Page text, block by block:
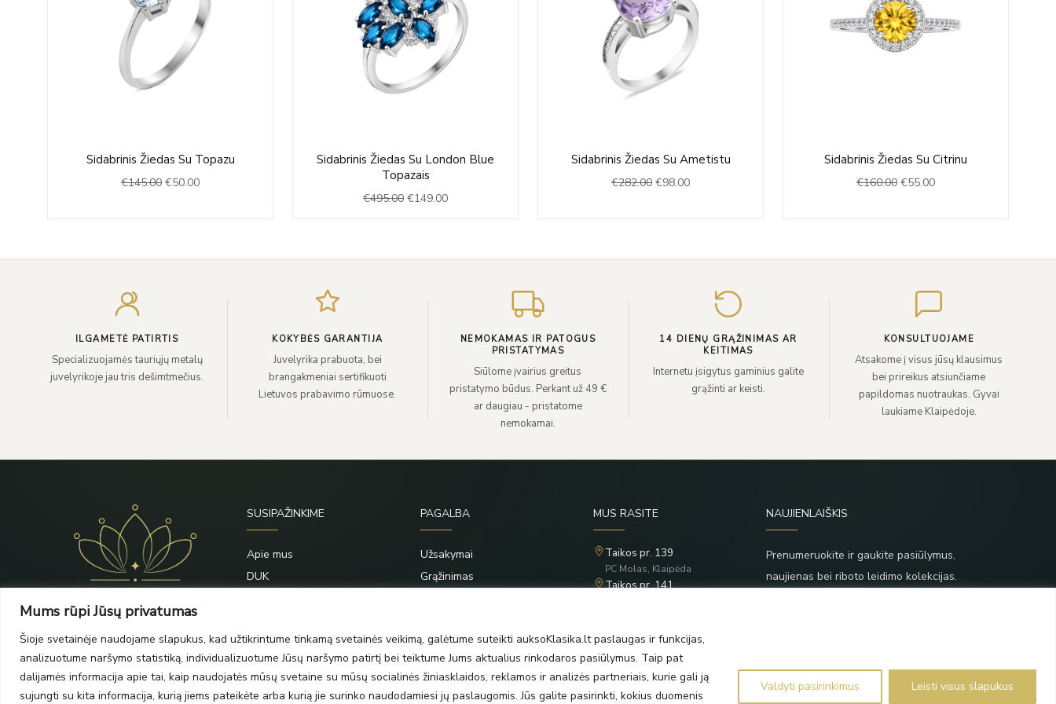
Mums rūpi Jūsų privatumas
Šioje svetainėje naudojame slapukus, kad užtikrintume tinkamą svetainės veikimą, galėtume suteikti auksoKlasika.lt paslaugas ir funkcijas,
analizuotume naršymo statistiką, individualizuotume Jūsų naršymo patirtį bei teiktume Jums aktualius rinkodaros pasiūlymus. Taip pat
dalijamės informacija apie tai, kaip naudojatės mūsų svetaine su mūsų socialinės žiniasklaidos, reklamos ir analizės partneriais, kurie gali ją
sujungti su kita informacija, kurią jiems pateikėte arba kurią jie surinko naudodamiesi jų paslaugomis. Jūs galite pasirinkti, kokius duomenis
Valdyti pasirinkimus Leisti visus slapukus
Sidabrinis Žiedas Su Topazu
€145.00
price
was:
€50.00
price
is:
Sidabrinis Žiedas Su London Blue
Topazais
€495.00
price
€495.00.
€149.00
price
€149.00.
Sidabrinis Žiedas Su Ametistu
€282.00
price
was:
€98.00
price
is:
Sidabrinis Žiedas Su Citrinu
€160.00
price
was:
€55.00
price
is:
ILGAMETĖ PATIRTIS
Specializuojamės tauriųjų metalų
juvelyrikoje jau tris dešimtmečius.
KOKYBĖS GARANTIJA
Juvelyrika prabuota, bei
brangakmeniai sertifikuoti
Lietuvos prabavimo rūmuose.
NEMOKAMAS IR PATOGUS
PRISTATYMAS
Siūlome įvairius greitus
pristatymo būdus. Perkant už 49 €
ar daugiau - pristatome
nemokamai.
14 DIENŲ GRĄŽINIMAS AR
KEITIMAS
Internetu įsigytus gaminius galite
grąžinti ar keisti.
KONSULTUOJAME
Atsakome į visus jūsų klausimus
bei prireikus atsiunčiame
papildomas nuotraukas. Gyvai
laukiame Klaipėdoje.
SUSIPAŽINKIME
Apie mus
DUK
Kontaktai
PAGALBA
Užsakymai
Grąžinimas
MUS RASITE
Taikos pr. 139
PC Molas, Klaipėda
Taikos pr. 141
PC Banginis, Klaipėda
NAUJIENLAIŠKIS
Prenumeruokite ir gaukite pasiūlymus,
naujienas bei riboto leidimo kolekcijas.